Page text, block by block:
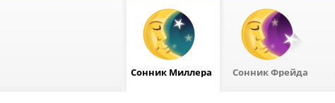
Сонник Миллера Сонник Фрейда